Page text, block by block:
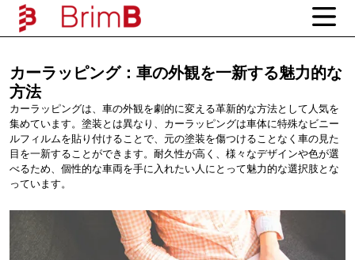
カーラッピング：車の外観を一新する魅力的な
方法
カーラッピングは、車の外観を劇的に変える革新的な方法として人気を
集めています。塗装とは異なり、カーラッピングは車体に特殊なビニー
ルフィルムを貼り付けることで、元の塗装を傷つけることなく車の見た
目を一新することができます。耐久性が高く、様々なデザインや色が選
べるため、個性的な車両を手に入れたい人にとって魅力的な選択肢とな
っています。